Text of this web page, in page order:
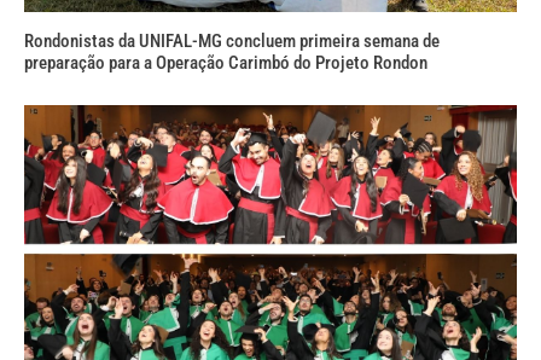
Rondonistas da UNIFAL-MG concluem primeira semana de
preparação para a Operação Carimbó do Projeto Rondon